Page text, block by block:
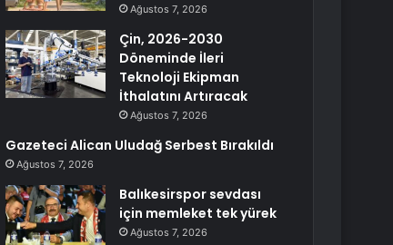
Ağustos 7, 2026
Çin, 2026-2030
Döneminde İleri
Teknoloji Ekipman
İthalatını Artıracak
Ağustos 7, 2026
Gazeteci Alican Uludağ Serbest Bırakıldı
Ağustos 7, 2026
Balıkesirspor sevdası
için memleket tek yürek
Ağustos 7, 2026